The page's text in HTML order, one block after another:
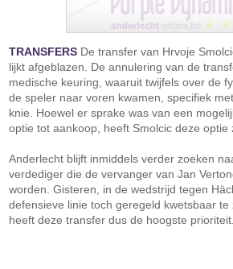
TRANSFERS De transfer van Hrvoje
lijkt afgeblazen. De annulering van de
medische keuring, waaruit twijfels over de
de speler naar voren kwamen, specifiek
knie. Hoewel er sprake was van een
optie tot aankoop, heeft Smolcic deze optie
Anderlecht blijft inmiddels verder zoeken
verdediger die de vervanger van Jan
worden. Gisteren, in de wedstrijd tegen
defensieve linie toch geregeld kwetsbaar te
heeft deze transfer dus de hoogste prioriteit.